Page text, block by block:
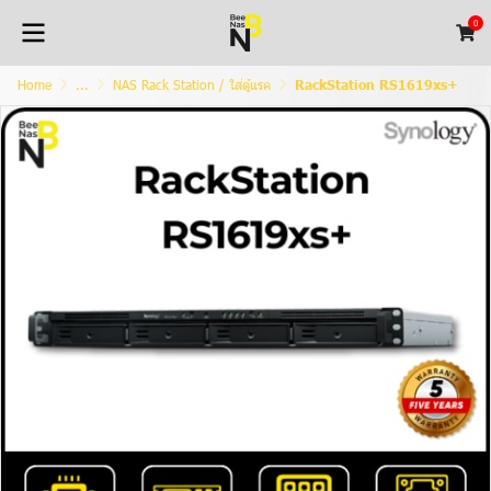
0
Home ... NAS Rack Station / ใส่ตู้แรค RackStation RS1619xs+